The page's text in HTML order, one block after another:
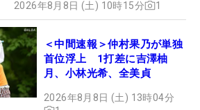
2026年8月8日 (土) 10時15分 1
＜中間速報＞仲村果乃が単独
首位浮上 1打差に吉澤柚
月、小林光希、全美貞
2026年8月8日 (土) 13時04分